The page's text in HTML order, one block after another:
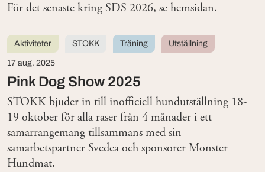
För det senaste kring SDS 2026, se hemsidan.
Pink Dog Show 2025
Aktiviteter STOKK Träning Utställning
17 aug. 2025
STOKK bjuder in till inofficiell hundutställning 18-
19 oktober för alla raser från 4 månader i ett
samarrangemang tillsammans med sin
samarbetspartner Svedea och sponsorer Monster
Hundmat.